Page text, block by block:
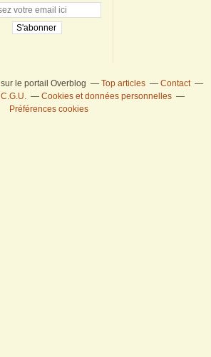
sur le portail Overblog Top articles
Contact
C.G.U.
Cookies et données personnelles
Préférences cookies